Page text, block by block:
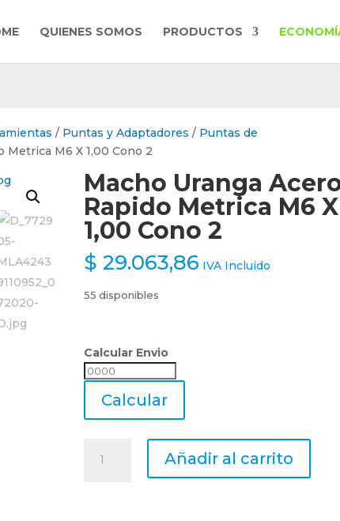
QUIENES SOMOS PRODUCTOS
/ Puntas y Adaptadores / Puntas de
Metrica M6 X 1,00 Cono 2
Macho Uranga
Rapido Metrica M6 X
1,00 Cono 2
$ 29.063,86 IVA Incluido
55 disponibles
Calcular Envio
Calcular
Calcular
Uranga
Añadir al carrito